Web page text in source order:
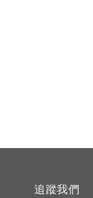
追蹤我們